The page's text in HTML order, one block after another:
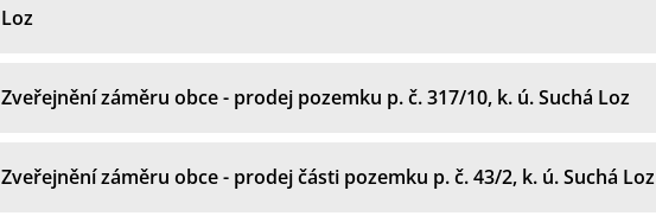
Loz
Zveřejnění záměru obce - prodej pozemku p. č. 317/10, k. ú. Suchá Loz
Zveřejnění záměru obce - prodej části pozemku p. č. 43/2, k. ú. Suchá Loz